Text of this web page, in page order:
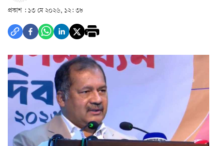
প্রকাশ : ১৩ মে ২০২৬, ১২: ৩৮